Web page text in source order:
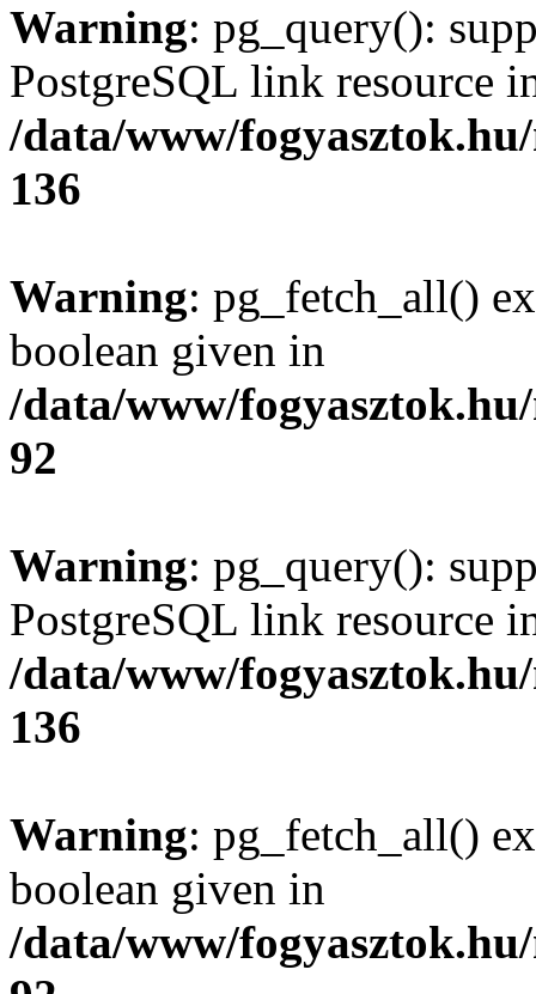
Warning: pg_query():
PostgreSQL link resource
/data/www/
136
Warning: pg_fetch_all()
boolean given in
/data/www/
92
Warning: pg_query():
PostgreSQL link resource
/data/www/
136
Warning: pg_fetch_all()
boolean given in
/data/www/